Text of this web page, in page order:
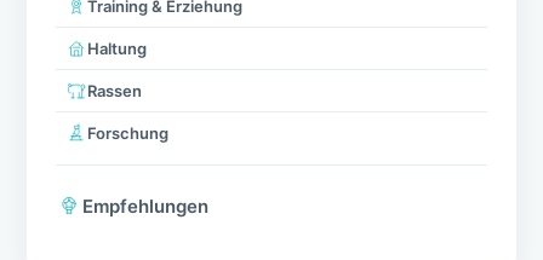
Training & Erziehung
Haltung
Rassen
Forschung
Empfehlungen